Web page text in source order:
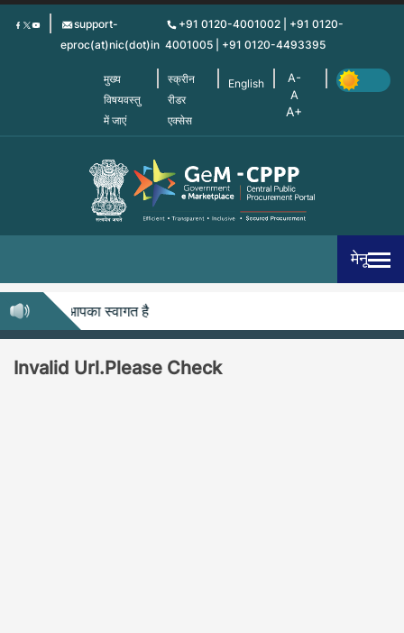
Skip
support-
eproc(at)nic(dot)in
+91 0120-4001002 | +91 0120-
4001005 | +91 0120-4493395
मुख्य
विषयवस्तु
में जाएं
स्क्रीन
रीडर
एक्सेस
English
मेनू
में आपका स्वागत है
Invalid Url.Please Check